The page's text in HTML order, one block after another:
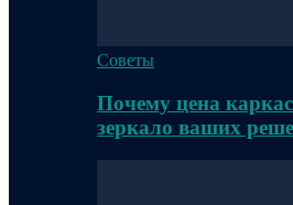
Советы
Почему цена
зеркало ваших